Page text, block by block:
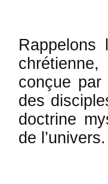
Rappelons
conçue
des
doctrine
de l’univers.